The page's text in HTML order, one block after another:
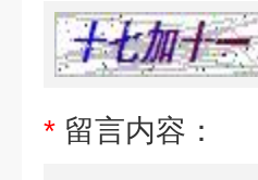
* 留言内容：